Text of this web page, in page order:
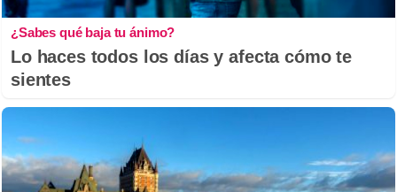
¿Sabes qué baja tu ánimo?
Lo haces todos los días y afecta cómo te
sientes